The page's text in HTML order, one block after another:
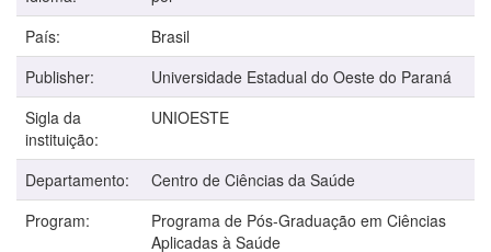
País:
Brasil
Publisher:
Universidade Estadual do Oeste do Paraná
Sigla da
instituição:
UNIOESTE
Departamento:
Centro de Ciências da Saúde
Program:
Programa de Pós-Graduação em Ciências
Aplicadas à Saúde